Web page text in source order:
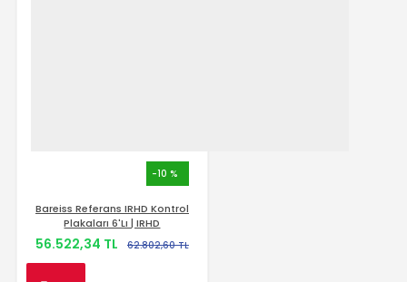
-10 %
Bareiss Referans IRHD Kontrol
Plakaları 6'lı | IRHD
56.522,34 TL 62.802,60 TL